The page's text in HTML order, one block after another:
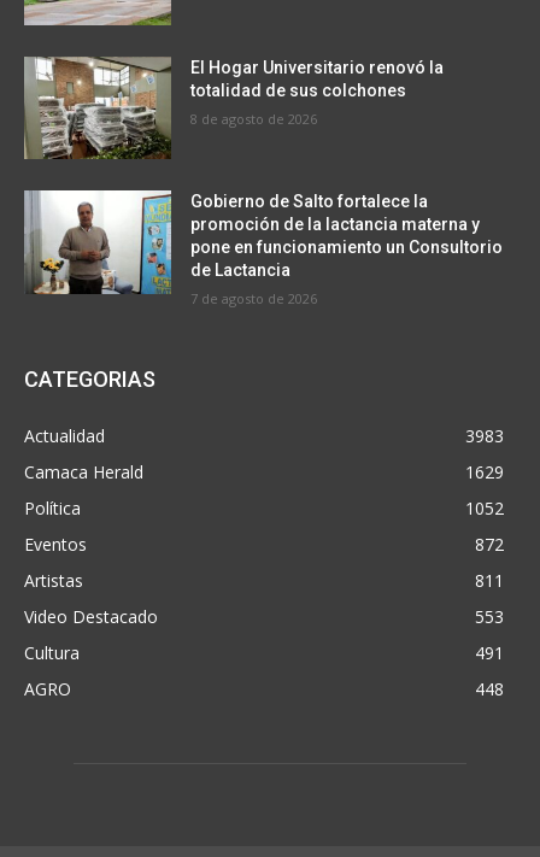
El Hogar Universitario renovó la
totalidad de sus colchones
8 de agosto de 2026
Gobierno de Salto fortalece la
promoción de la lactancia materna y
pone en funcionamiento un Consultorio
de Lactancia
7 de agosto de 2026
CATEGORIAS
Actualidad
3983
Camaca Herald
1629
Política
1052
Eventos
872
Artistas
811
Video Destacado
553
Cultura
491
AGRO
448